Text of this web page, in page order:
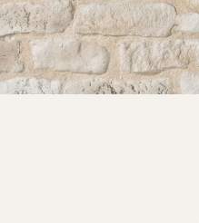
TODOS LOS ESPACIOS INTERIORES
Por espacio exterior
Frente